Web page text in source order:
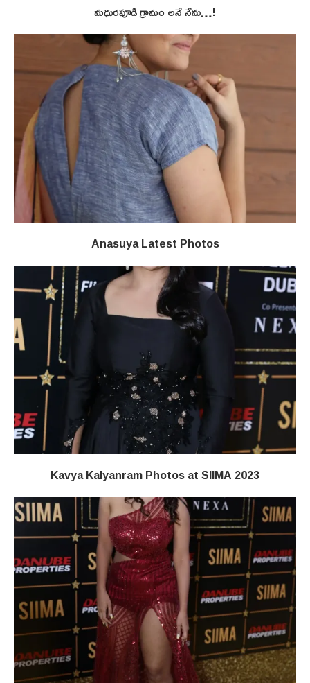
మధురపూడి గ్రామం అనే నేను…!
Anasuya Latest Photos
Kavya Kalyanram Photos at SIIMA 2023